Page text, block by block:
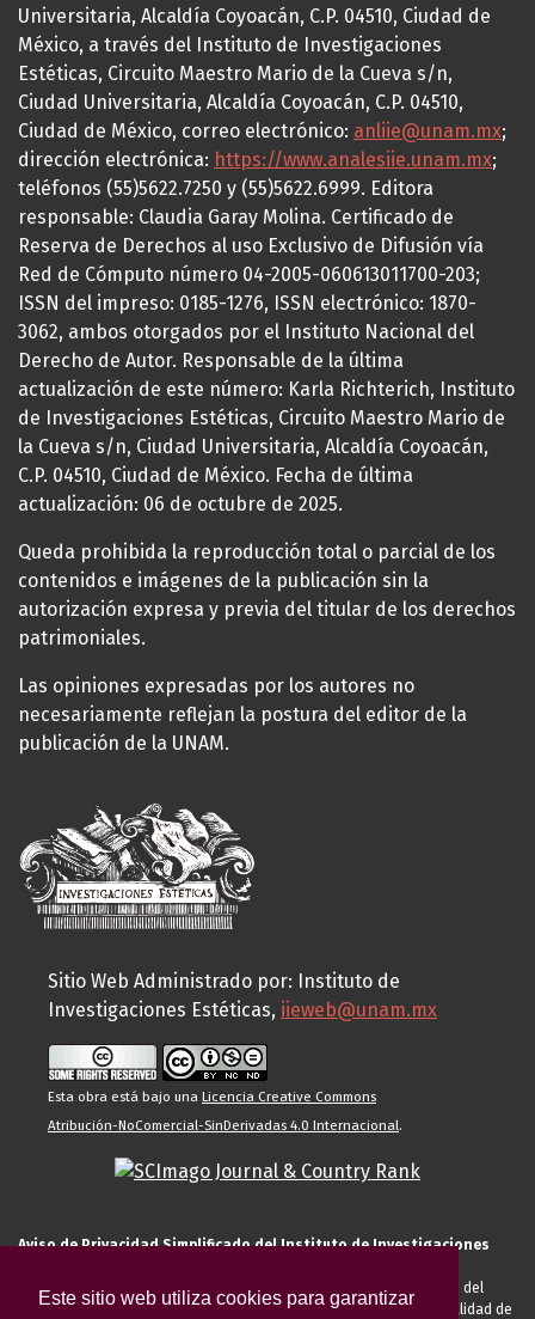
Este sitio web utiliza cookies para garantizar
Universitaria, Alcaldía Coyoacán, C.P. 04510, Ciudad de
México, a través del Instituto de Investigaciones
Estéticas, Circuito Maestro Mario de la Cueva s/n,
Ciudad Universitaria, Alcaldía Coyoacán, C.P. 04510,
Ciudad de México, correo electrónico: anliie@unam.mx;
dirección electrónica: https://www.analesiie.unam.mx;
teléfonos (55)5622.7250 y (55)5622.6999. Editora
responsable: Claudia Garay Molina. Certificado de
Reserva de Derechos al uso Exclusivo de Difusión vía
Red de Cómputo número 04-2005-060613011700-203;
ISSN del impreso: 0185-1276, ISSN electrónico: 1870-
3062, ambos otorgados por el Instituto Nacional del
Derecho de Autor. Responsable de la última
actualización de este número: Karla Richterich, Instituto
de Investigaciones Estéticas, Circuito Maestro Mario de
la Cueva s/n, Ciudad Universitaria, Alcaldía Coyoacán,
C.P. 04510, Ciudad de México. Fecha de última
actualización: 06 de octubre de 2025.
Queda prohibida la reproducción total o parcial de los
contenidos e imágenes de la publicación sin la
autorización expresa y previa del titular de los derechos
patrimoniales.
Las opiniones expresadas por los autores no
necesariamente reflejan la postura del editor de la
publicación de la UNAM.
Sitio Web Administrado por: Instituto de
Investigaciones Estéticas, iieweb@unam.mx
Esta obra está bajo una Licencia Creative Commons
Atribución-NoComercial-SinDerivadas 4.0 Internacional.
Aviso de Privacidad Simplificado del Instituto de Investigaciones
El Instituto de Investigaciones Estéticas de la UNAM, es responsable del
tratamiento de sus datos personales para el registro de usted en calidad de